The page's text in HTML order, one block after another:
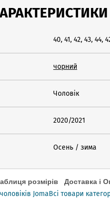
40, 41, 42, 43, 44,
чорний
Чоловік
2020/2021
Осень / зима
розмірів Доставка і
JomaВсі товари